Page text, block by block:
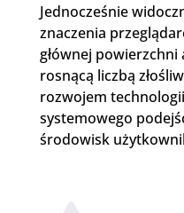
Jednocześnie
znaczenia
głównej powierzchni
rosnącą liczbą
rozwojem
systemowego
środowisk